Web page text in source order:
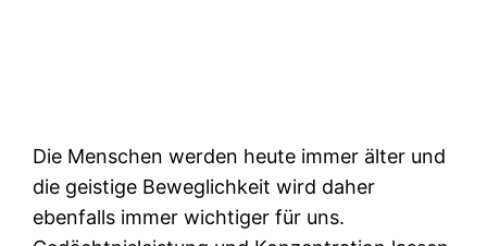
Die Menschen werden heute immer älter und
die geistige Beweglichkeit wird daher
ebenfalls immer wichtiger für uns.